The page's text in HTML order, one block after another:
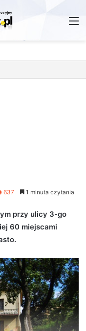
637 1 minuta czytania
przy ulicy 3-go
60 miejscami